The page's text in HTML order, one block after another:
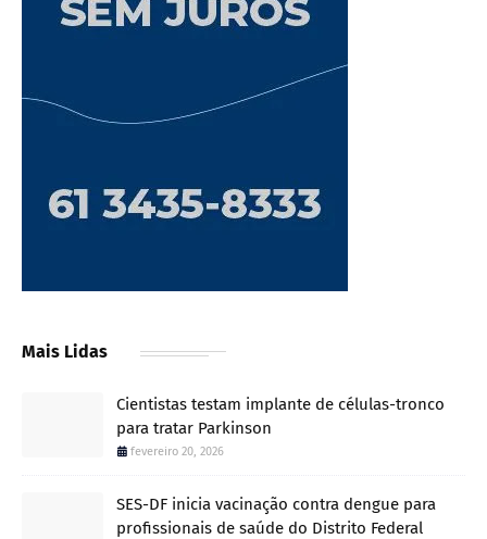
Mais Lidas
Cientistas testam implante de células-tronco
para tratar Parkinson
fevereiro 20, 2026
SES-DF inicia vacinação contra dengue para
profissionais de saúde do Distrito Federal